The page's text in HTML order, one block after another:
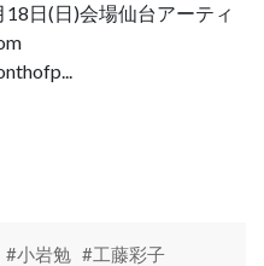
日(日)会場仙台アーティ
#小岩勉 #工藤彩子